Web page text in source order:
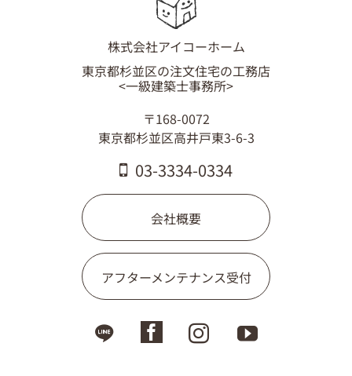
03-3334-0334
株式会社アイコーホーム
東京都杉並区の注文住宅の工務店
<一級建築士事務所>
〒168-0072
東京都杉並区高井戸東3-6-3
03-3334-0334
会社概要
アフターメンテナンス受付